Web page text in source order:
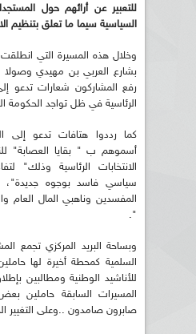
للتعبير عن أرائهم حول
السياسية سيما ما تعلق بتنظيم
وخلال هذه المسيرة التي
بشارع العربي بن مهيدي وصولا
رفع المشاركون شعارات تدعو
الرئاسية في ظل تواجد الحكومة
كما رددوا هتافات تدعو إلى
أسموهم ب " بقايا العصابة"
الانتخابات الرئاسية وذلك"
سياسي فاسد بوجوه جديدة"،
المفسدين وناهبي المال العام
".
وبساحة البريد المركزي تجمع
السلمية كمحطة أخيرة لها
للأناشيد الوطنية ومطالبين
المسيرات السابقة حاملين
صابرون صامدون ..وعلى التغيير